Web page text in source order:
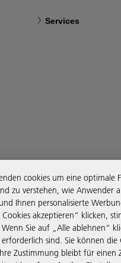
Services
cookies um eine optimale
zu verstehen, wie Anwender
Ihnen personalisierte
akzeptieren“ klicken,
Sie auf „Alle ablehnen“
sind. Sie können die
Zustimmung bleibt für einen